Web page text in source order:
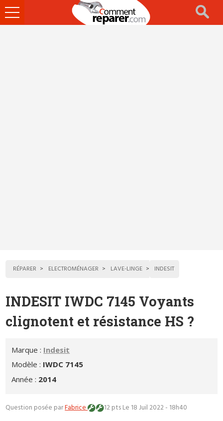
Ouvrir
le
RÉPARER ELECTROMÉNAGER LAVE-LINGE INDESIT
INDESIT IWDC 7145 Voyants
clignotent et résistance HS ?
Marque : Indesit
Modèle : IWDC 7145
Année : 2014
Question posée parFabrice 12 ptsLe 18 Juil 2022 - 18h40